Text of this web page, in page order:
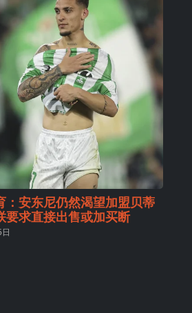
：安东尼仍然渴望加盟贝蒂
要求直接出售或加买断